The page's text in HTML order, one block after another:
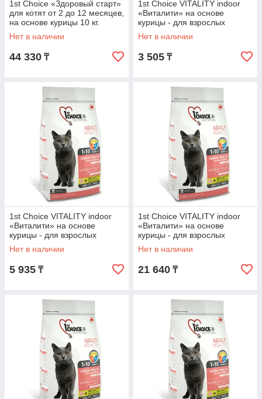
1st Choice «Здоровый старт»
для котят от 2 до 12 месяцев,
на основе курицы 10 кг.
Нет в наличии
44 330 ₸
1st Choice VITALITY indoor
«Виталити» на основе
курицы - для взрослых
домашних кошек от года до
10 лет 350 гр.
Нет в наличии
3 505 ₸
1st Choice VITALITY indoor
«Виталити» на основе
курицы - для взрослых
домашних кошек от года до
10 лет 907 гр.
Нет в наличии
5 935 ₸
1st Choice VITALITY indoor
«Виталити» на основе
курицы - для взрослых
домашних кошек от года до
10 лет 2.72кг.
Нет в наличии
21 640 ₸